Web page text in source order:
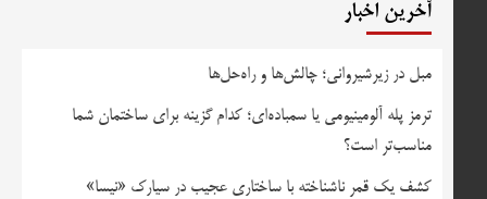
آخرین اخبار
مبل در زیرشیروانی؛ چالش‌ها و راه‌حل‌ها
ترمز پله آلومینیومی یا سمباده‌ای؛ کدام گزینه برای ساختمان شما
مناسب‌تر است؟
کشف یک قمر ناشناخته با ساختاری عجیب در سیارک «نیسا»